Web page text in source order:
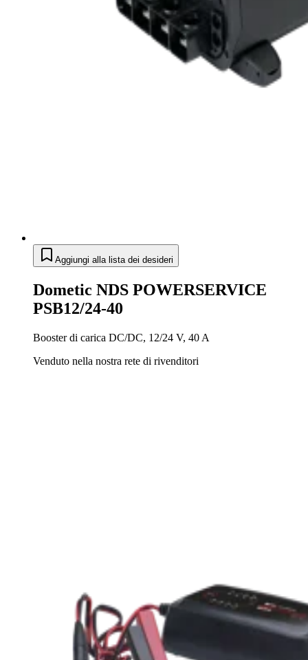
Aggiungi alla lista dei desideri
Dometic NDS POWERSERVICE
PSB12/24-40
Booster di carica DC/DC, 12/24 V, 40 A
Venduto nella nostra rete di rivenditori